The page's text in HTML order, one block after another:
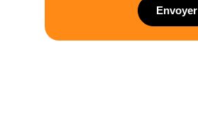
Envoyer